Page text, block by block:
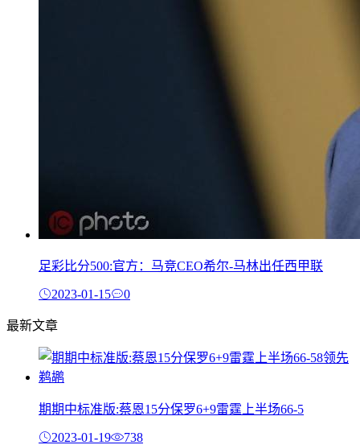
足彩比分500:官方：马竞CEO希尔-马林出任西甲联
2023-01-15 0
最新文章
期期中标准版:蔡恩15分保罗6+9雷霆上半场66-5
2023-01-19 738